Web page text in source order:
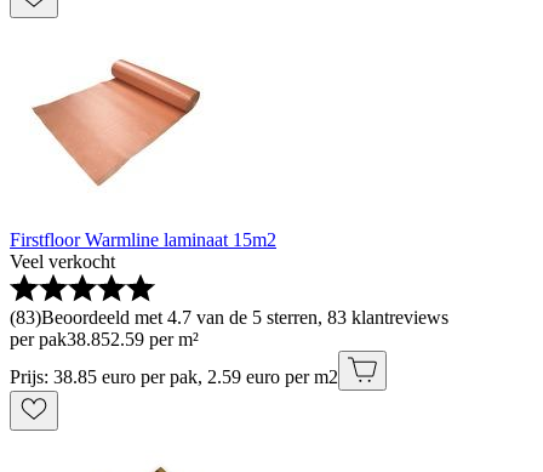
Firstfloor Warmline laminaat 15m2
Veel verkocht
(83)Beoordeeld met 4.7 van de 5 sterren, 83 klantreviews
per pak38.852.59 per m²
Prijs: 38.85 euro per pak, 2.59 euro per m2